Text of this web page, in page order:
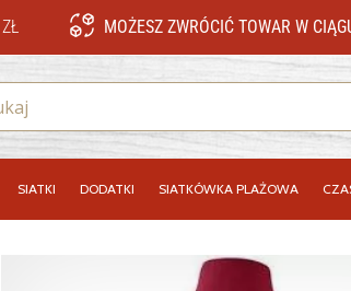
MOŻESZ ZWRÓCIĆ TOWAR W
SIATKI DODATKI SIATKÓWKA PLAŻOWA